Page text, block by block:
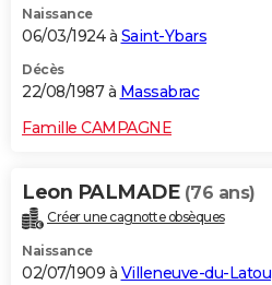
Naissance
06/03/1924 à Saint-Ybars
Décès
22/08/1987 à Massabrac
Famille CAMPAGNE
Leon PALMADE (76 ans)
Créer une cagnotte obsèques
Naissance
02/07/1909 à Villeneuve-du-Latou